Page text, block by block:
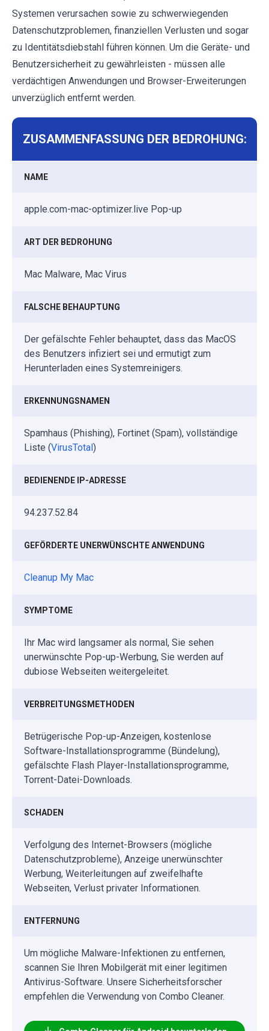
Systemen verursachen sowie zu schwerwiegenden
Datenschutzproblemen, finanziellen Verlusten und sogar
zu Identitätsdiebstahl führen können. Um die Geräte- und
Benutzersicherheit zu gewährleisten - müssen alle
verdächtigen Anwendungen und Browser-Erweiterungen
unverzüglich entfernt werden.
ZUSAMMENFASSUNG DER BEDROHUNG:
NAME
apple.com-mac-optimizer.live Pop-up
ART DER BEDROHUNG
Mac Malware, Mac Virus
FALSCHE BEHAUPTUNG
Der gefälschte Fehler behauptet, dass das MacOS
des Benutzers infiziert sei und ermutigt zum
Herunterladen eines Systemreinigers.
ERKENNUNGSNAMEN
Spamhaus (Phishing), Fortinet (Spam), vollständige
Liste (VirusTotal)
BEDIENENDE IP-ADRESSE
94.237.52.84
GEFÖRDERTE UNERWÜNSCHTE ANWENDUNG
Cleanup My Mac
SYMPTOME
Ihr Mac wird langsamer als normal, Sie sehen
unerwünschte Pop-up-Werbung, Sie werden auf
dubiose Webseiten weitergeleitet.
VERBREITUNGSMETHODEN
Betrügerische Pop-up-Anzeigen, kostenlose
Software-Installationsprogramme (Bündelung),
gefälschte Flash Player-Installationsprogramme,
Torrent-Datei-Downloads.
SCHADEN
Verfolgung des Internet-Browsers (mögliche
Datenschutzprobleme), Anzeige unerwünschter
Werbung, Weiterleitungen auf zweifelhafte
Webseiten, Verlust privater Informationen.
ENTFERNUNG
Um mögliche Malware-Infektionen zu entfernen,
scannen Sie Ihren Mobilgerät mit einer legitimen
Antivirus-Software. Unsere Sicherheitsforscher
empfehlen die Verwendung von Combo Cleaner.